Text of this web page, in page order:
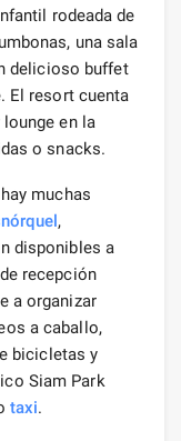
rodeada de
una sala
delicioso buffet
El resort cuenta
en la
o snacks.
muchas
,
disponibles a
recepción
a organizar
a caballo,
bicicletas y
Siam Park
taxi.